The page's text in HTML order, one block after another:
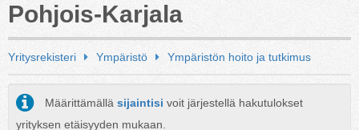
Pohjois-Karjala
Yritysrekisteri Ympäristö Ympäristön hoito ja tutkimus
Määrittämällä sijaintisi voit järjestellä hakutulokset
yrityksen etäisyyden mukaan.